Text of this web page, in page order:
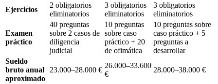
Ejercicios
2 obligatorios
eliminatorios
3 obligatorios
eliminatorios
3 obligatorios
eliminatorios
Examen
práctico
40 preguntas
sobre 2 casos de
diligencia
judicial
10 preguntas
sobre caso
práctico + 20
de ofimática
10 preguntas sobre
caso práctico + 5
preguntas a
desarrollar
Sueldo
bruto anual
aproximado
23.000–28.000 €
26.000–33.600
€
28.000–38.000 €